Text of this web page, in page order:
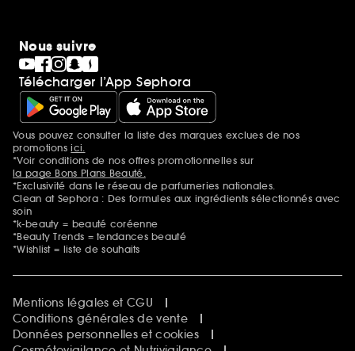
Nous suivre
Télécharger l’App Sephora
Mentions additionnelles
Vous pouvez consulter la liste des marques exclues de nos
promotionsici.
*Voir conditions de nos offres promotionnelles sur
la page Bons Plans Beauté.
*Exclusivité dans le réseau de parfumeries nationales.
Clean at Sephora : Des formules aux ingrédients sélectionnés avec
soin
*k-beauty = beauté coréenne
*Beauty Trends = tendances beauté
*Wishlist = liste de souhaits
Mentions légales et CGU
Conditions générales de vente
Données personnelles et cookies